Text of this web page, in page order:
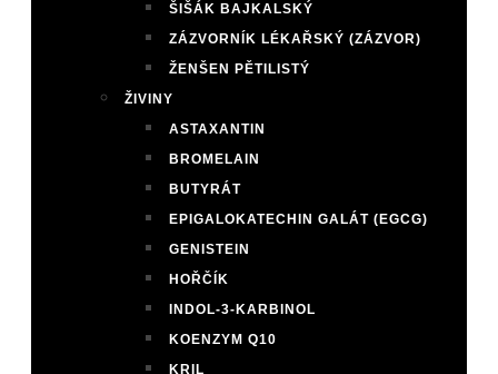
ŠIŠÁK BAJKALSKÝ
ZÁZVORNÍK LÉKAŘSKÝ (ZÁZVOR)
ŽENŠEN PĚTILISTÝ
ŽIVINY
ASTAXANTIN
BROMELAIN
BUTYRÁT
EPIGALOKATECHIN GALÁT (EGCG)
GENISTEIN
HOŘČÍK
INDOL-3-KARBINOL
KOENZYM Q10
KRIL